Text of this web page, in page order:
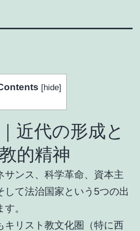
[hide]
近代の形成と
的精神
サンス、科学革命、資本主
して法治国家という5つの出
。
キリスト教文化圏（特に西